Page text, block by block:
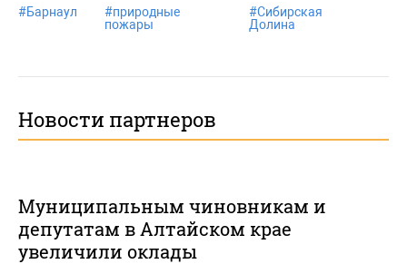
#Барнаул #природные
пожары
#Сибирская
Долина
Новости партнеров
Муниципальным чиновникам и
депутатам в Алтайском крае
увеличили оклады